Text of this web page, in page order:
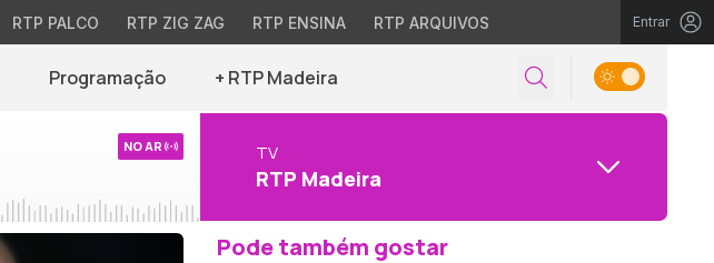
RTP PALCO RTP ZIG ZAG RTP ENSINA RTP ARQUIVOS Entrar
Programação + RTP Madeira
NO AR TV
RTP Madeira
Pode também gostar